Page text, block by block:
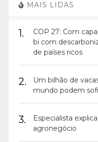
MAIS LIDAS
1.
COP 27: Com
bi com
de países ricos
2.
Um bilhão de
mundo podem
3.
Especialista
agronegócio